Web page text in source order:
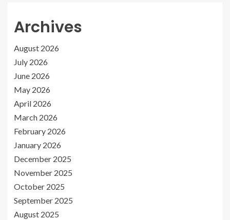
Archives
August 2026
July 2026
June 2026
May 2026
April 2026
March 2026
February 2026
January 2026
December 2025
November 2025
October 2025
September 2025
August 2025